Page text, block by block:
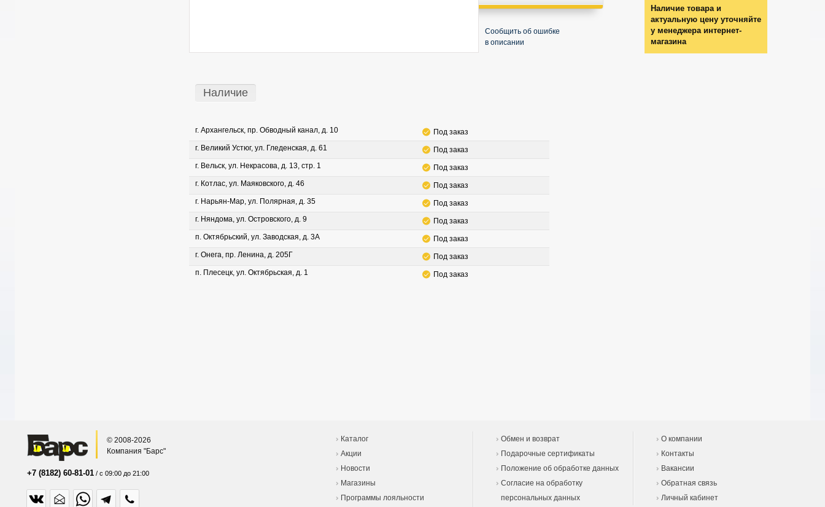
Наличие товара и
актуальную цену уточняйте
у менеджера интернет-
магазина
Сообщить об ошибке
в описании
Наличие
г. Архангельск, пр. Обводный канал, д. 10
Под заказ
г. Великий Устюг, ул. Гледенская, д. 61
Под заказ
г. Вельск, ул. Некрасова, д. 13, стр. 1
Под заказ
г. Котлас, ул. Маяковского, д. 46
Под заказ
г. Нарьян-Мар, ул. Полярная, д. 35
Под заказ
г. Няндома, ул. Островского, д. 9
Под заказ
п. Октябрьский, ул. Заводская, д. 3А
Под заказ
г. Онега, пр. Ленина, д. 205Г
Под заказ
п. Плесецк, ул. Октябрьская, д. 1
Под заказ
© 2008-2026
Компания "Барс"
+7 (8182) 60-81-01 / с 09:00 до 21:00
Каталог
Акции
Новости
Магазины
Программы лояльности
Обмен и возврат
Подарочные сертификаты
Положение об обработке данных
Согласие на обработку
персональных данных
О компании
Контакты
Вакансии
Обратная связь
Личный кабинет